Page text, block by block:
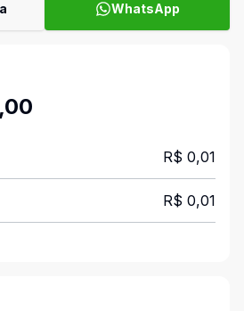
WhatsApp
R$ 0,01
R$ 0,01